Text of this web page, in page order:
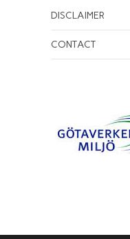
DISCLAIMER
CONTACT